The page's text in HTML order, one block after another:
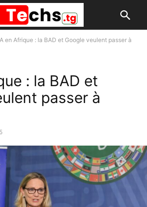
en Afrique : la BAD et Google veulent passer à
: la BAD et
passer à